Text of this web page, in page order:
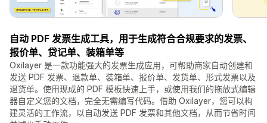
自动 PDF 发票生成工具，用于生成符合合规要求的发票、
报价单、贷记单、装箱单等
Oxilayer 是一款功能强大的发票生成应用，可帮助商家自动创建和
发送 PDF 发票、退款单、装箱单、报价单、发货单、形式发票以及
退货单。使用现成的 PDF 模板快速上手，或使用我们的拖放式编辑
器自定义您的文档，完全无需编写代码。借助 Oxilayer，您可以构
建灵活的工作流，以自动发送 PDF 发票和其他文档，从而节省时间